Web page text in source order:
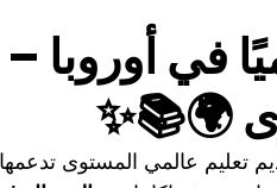
في
🌍📚✨
تعليم عالمي المستوى